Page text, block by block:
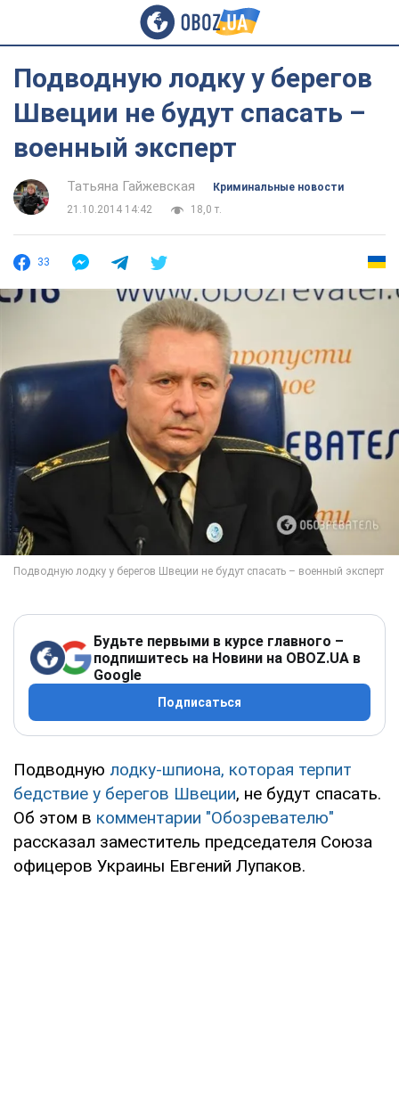
Подводную лодку у берегов
Швеции не будут спасать –
военный эксперт
Татьяна Гайжевская
Криминальные новости
21.10.2014 14:42
18,0 т.
33
Будьте первыми в курсе главного –
подпишитесь на Новини на OBOZ.UA в
Google
Подписаться
Подводную лодку-шпиона, которая терпит
бедствие у берегов Швеции, не будут спасать.
Об этом в комментарии "Обозревателю"
рассказал заместитель председателя Союза
офицеров Украины Евгений Лупаков.